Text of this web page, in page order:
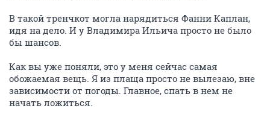
В такой тренчкот могла нарядиться Фанни Каплан,
идя на дело. И у Владимира Ильича просто не было
бы шансов.
Как вы уже поняли, это у меня сейчас самая
обожаемая вещь. Я из плаща просто не вылезаю, вне
зависимости от погоды. Главное, спать в нем не
начать ложиться.